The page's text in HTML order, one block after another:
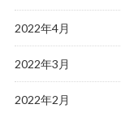
2022年4月
2022年3月
2022年2月